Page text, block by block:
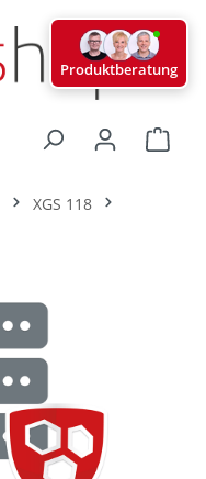
XGS 118
Produktberatung